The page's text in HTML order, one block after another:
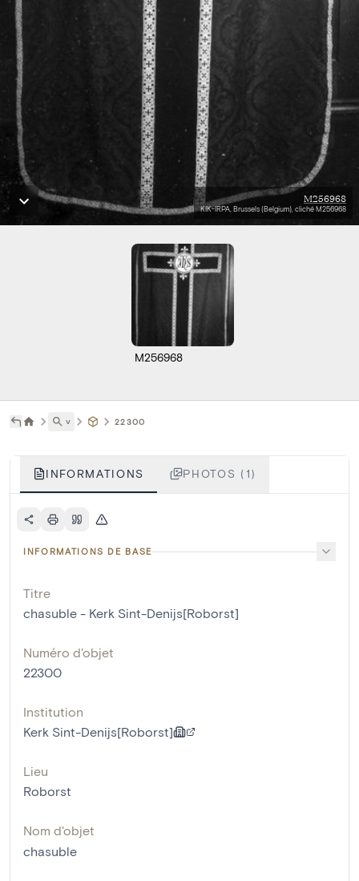
M256968
KIK-IRPA, Brussels (Belgium), cliché M256968
M256968
˅ 22300
INFORMATIONS PHOTOS (1)
INFORMATIONS DE BASE
Titre
chasuble - Kerk Sint-Denijs[Roborst]
Numéro d'objet
22300
Institution
Kerk Sint-Denijs[Roborst]
Lieu
Roborst
Nom d'objet
chasuble